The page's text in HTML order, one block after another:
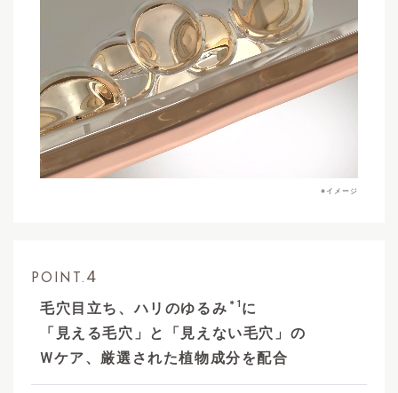
※イメージ
POINT. 4
毛穴目立ち、ハリのゆるみ ＊1 に
「見える毛穴」と「見えない毛穴」の
Wケア、厳選された植物成分を配合